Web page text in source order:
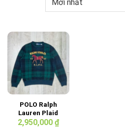
POLO Ralph
Lauren Plaid
Fleece Graphic
2,950,000 ₫